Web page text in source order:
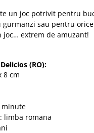
un joc potrivit pentru
sau pentru
extrem de amuzant!
(RO):
8 cm
minute
limba romana